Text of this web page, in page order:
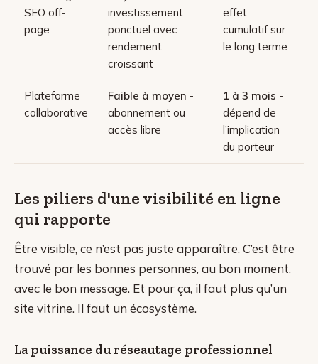
SEO off-
page
investissement
ponctuel avec
rendement
croissant
effet
cumulatif sur
le long terme
Plateforme
collaborative
Faible à moyen -
abonnement ou
accès libre
1 à 3 mois -
dépend de
l’implication
du porteur
Les piliers d'une visibilité en ligne
qui rapporte
Être visible, ce n’est pas juste apparaître. C’est être
trouvé par les bonnes personnes, au bon moment,
avec le bon message. Et pour ça, il faut plus qu’un
site vitrine. Il faut un écosystème.
La puissance du réseautage professionnel